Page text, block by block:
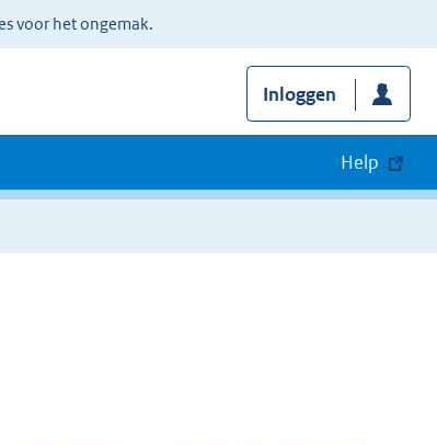
voor het ongemak.
Inloggen
Help